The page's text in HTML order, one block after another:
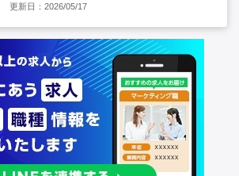
サプライヤー評価 分析・評価業務 - 物性
率、硬度など）や官能評価試験の実施 - 微
性試験による品質保証サポート - データ管
資料の作成 生産技術との連携 - 製造ライン
プ支援、量産化立上げサポート - 工場部門・
働による安定生産体制の確立 市場・顧客対
メーカー、外食チェーン等）からの技術的
同開発・OEM製品に関する技術検討およ
食品業界での商品開発業務経験をお持ちの
更新日：2026/05/17